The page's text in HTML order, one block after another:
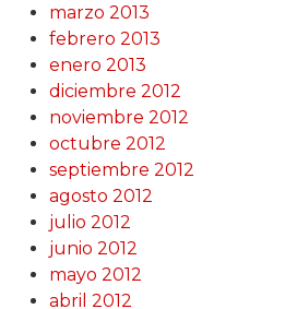
marzo 2013
febrero 2013
enero 2013
diciembre 2012
noviembre 2012
octubre 2012
septiembre 2012
agosto 2012
julio 2012
junio 2012
mayo 2012
abril 2012